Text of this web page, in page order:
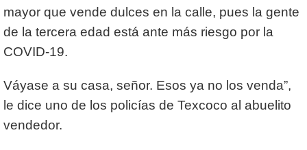
mayor que vende dulces en la calle, pues la gente
de la tercera edad está ante más riesgo por la
COVID-19.
Váyase a su casa, señor. Esos ya no los venda”,
le dice uno de los policías de Texcoco al abuelito
vendedor.